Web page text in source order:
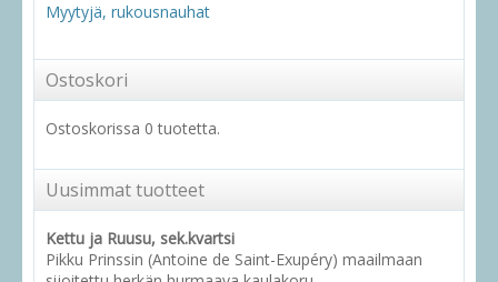
Myytyjä, rukousnauhat
Ostoskori
Ostoskorissa 0 tuotetta.
Uusimmat tuotteet
Kettu ja Ruusu, sek.kvartsi
Pikku Prinssin (Antoine de Saint-Exupéry) maailmaan